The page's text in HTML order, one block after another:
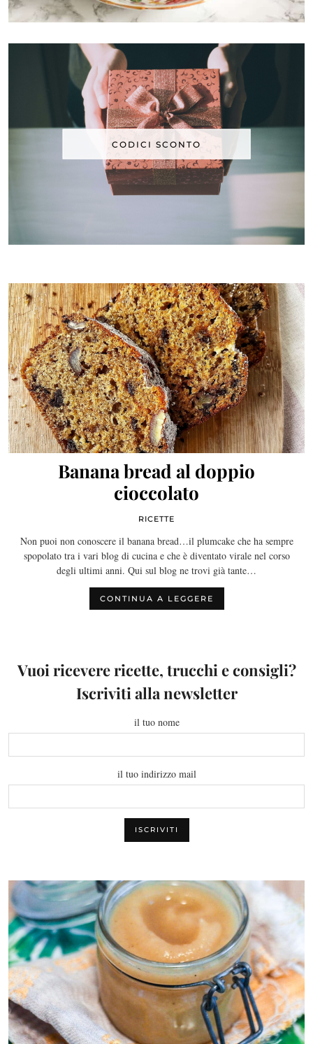
CODICI SCONTO
Banana bread al doppio
cioccolato
RICETTE
Non puoi non conoscere il banana bread…il plumcake che ha sempre
spopolato tra i vari blog di cucina e che è diventato virale nel corso
degli ultimi anni. Qui sul blog ne trovi già tante…
CONTINUA A LEGGERE
Vuoi ricevere ricette, trucchi e consigli?
Iscriviti alla newsletter
il tuo nome
il tuo indirizzo mail